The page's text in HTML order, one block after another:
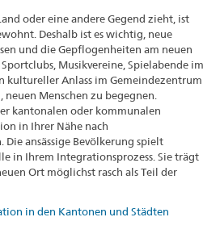
oder eine andere Gegend zieht, ist
Deshalb ist es wichtig, neue
und die Gepflogenheiten am neuen
Musikvereine, Spielabende im
Anlass im Gemeindezentrum
Menschen zu begegnen.
kantonalen oder kommunalen
in Ihrer Nähe nach
ansässige Bevölkerung spielt
in Ihrem Integrationsprozess. Sie trägt
Ort möglichst rasch als Teil der
in den Kantonen und Städten